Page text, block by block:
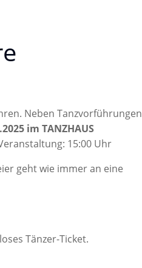
Neben Tanzvorführungen
im TANZHAUS
15:00 Uhr
geht wie immer an eine
Tänzer-Ticket.